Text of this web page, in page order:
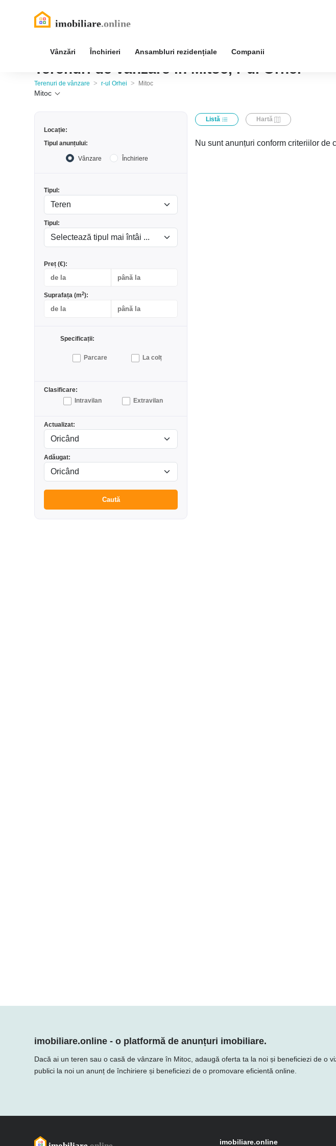
Vânzări Închirieri Ansambluri rezidențiale Companii
Terenuri de vânzare în Mitoc, r-ul Orhei
Terenuri de vânzare > r-ul Orhei > Mitoc
Mitoc
Locație:
Tipul anunțului:
Vânzare Închiriere
Tipul:
Tipul:
Preț (€):
Suprafața (m2):
Specificații:
Parcare La colț
Clasificare:
Intravilan
Extravilan
Actualizat:
Adăugat:
Caută
Listă Hartă
Nu sunt anunțuri conform criteriilor de
imobiliare.online - o platformă de anunțuri imobiliare.
Dacă ai un teren sau o casă de vânzare în Mitoc, adaugă oferta ta la noi și beneficiezi de o
publici la noi un anunț de închiriere și beneficiezi de o promovare eficientă online.
imobiliare.online